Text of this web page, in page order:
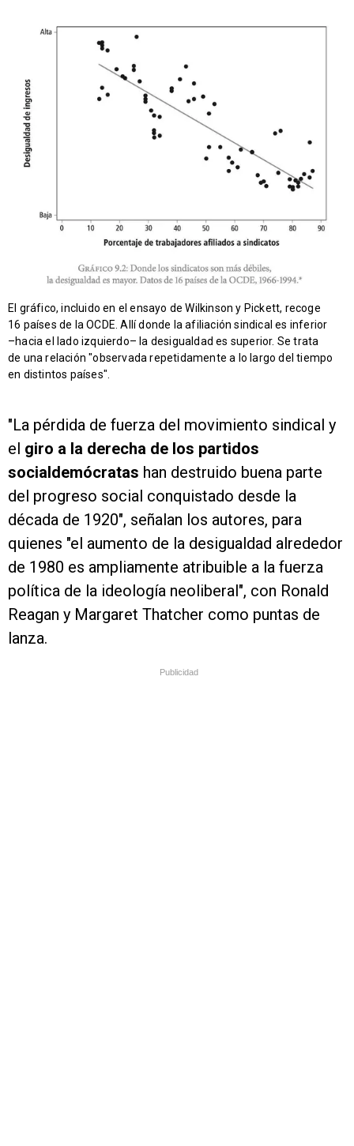
El gráfico, incluido en el ensayo de Wilkinson y Pickett, recoge
16 países de la OCDE. Allí donde la afiliación sindical es inferior
–hacia el lado izquierdo– la desigualdad es superior. Se trata
de una relación "observada repetidamente a lo largo del tiempo
en distintos países".
"La pérdida de fuerza del movimiento sindical y
el giro a la derecha de los partidos
socialdemócratas han destruido buena parte
del progreso social conquistado desde la
década de 1920", señalan los autores, para
quienes "el aumento de la desigualdad alrededor
de 1980 es ampliamente atribuible a la fuerza
política de la ideología neoliberal", con Ronald
Reagan y Margaret Thatcher como puntas de
lanza.
Publicidad